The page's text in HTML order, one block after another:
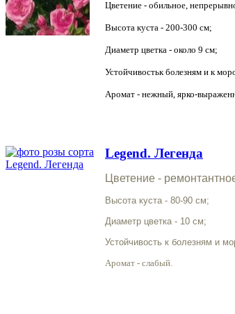
Цветение - обильное,
Высота куста - 200-300 см;
Диаметр цветка - около 9 см;
Устойчивостьк болезням и к
Аромат - нежный, ярко-
Legend. Легенда
Цветение -
Высота куста - 80-90 см;
Диаметр цветка - 10 см;
Устойчивость к болезням и
Аромат - слабый.